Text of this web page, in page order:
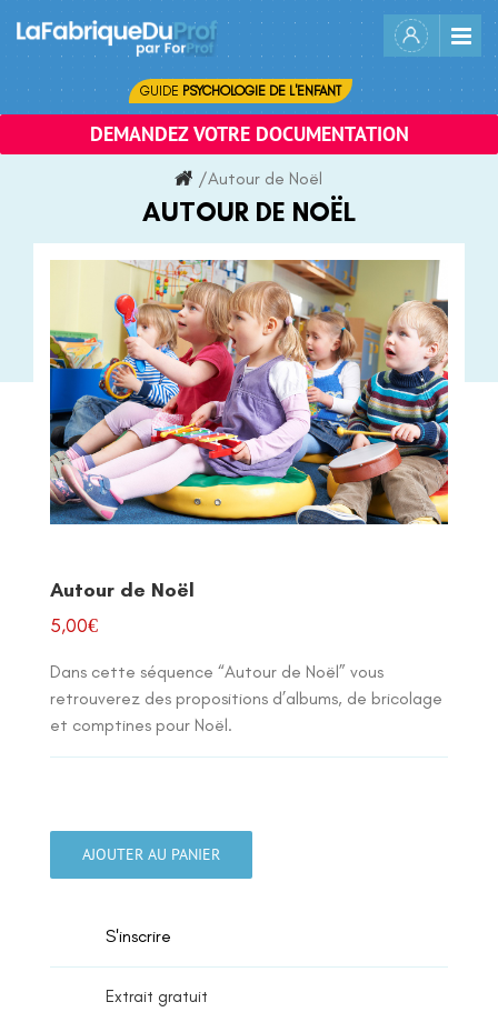
content
GUIDE PSYCHOLOGIE DE L'ENFANT
DEMANDEZ VOTRE DOCUMENTATION
/Autour de Noël
AUTOUR DE NOËL
Autour de Noël
5,00€
Dans cette séquence “Autour de Noël” vous
retrouverez des propositions d’albums, de bricolage
et comptines pour Noël.
AJOUTER AU PANIER
S'inscrire
Extrait gratuit